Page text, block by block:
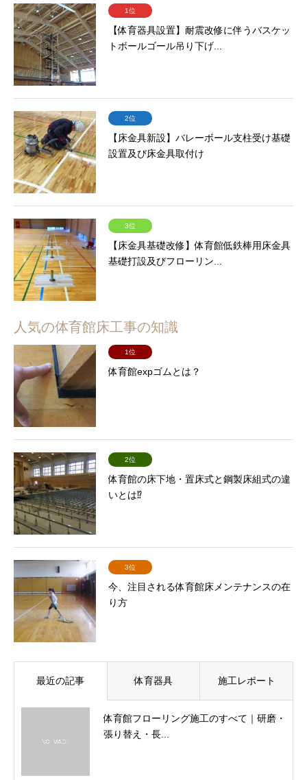
1位
【体育器具設置】耐震改修に伴うバスケッ
トボールゴール吊り下げ...
2位
【床金具新設】バレーボール支柱受け基礎
設置及び床金具取付け
3位
【床金具基礎改修】体育館低鉄棒用床金具
基礎打設及びフローリン...
人気の体育館床工事の知識
1位
体育館expゴムとは？
2位
体育館の床下地・置床式と鋼製床組式の違
いとは⁉
3位
今、注目される体育館床メンテナンスの在
り方
最近の記事 体育器具 施工レポート
体育館フローリング施工のすべて｜研磨・
張り替え・長...